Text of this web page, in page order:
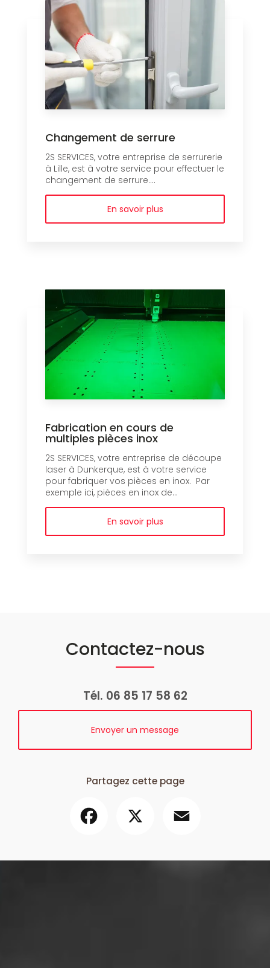
Changement de serrure
2S SERVICES, votre entreprise de serrurerie
à Lille, est à votre service pour effectuer le
changement de serrure....
En savoir plus
Fabrication en cours de
multiples pièces inox
2S SERVICES, votre entreprise de découpe
laser à Dunkerque, est à votre service
pour fabriquer vos pièces en inox. Par
exemple ici, pièces en inox de...
En savoir plus
Contactez-nous
Tél. 06 85 17 58 62
Envoyer un message
Partagez cette page